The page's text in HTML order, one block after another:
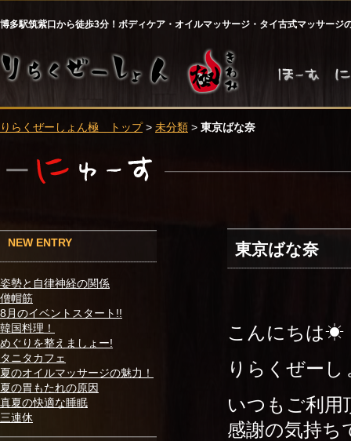
博多駅筑紫口から徒歩3分！ボディケア・オイルマッサージ・タイ古式マッサージ
りらくぜーしょん極 トップ> 未分類 > 東京ばな奈
NEW ENTRY
姿勢と自律神経の関係
僧帽筋
8月のイベントスタート!!
韓国料理！
めぐりを整えましょー!
タニタカフェ
夏のオイルマッサージの魅力！
夏の胃もたれの原因
真夏の快適な睡眠
三連休
東京ばな奈
こんにちは☀
りらくぜー
いつもご利用
感謝の気持ち